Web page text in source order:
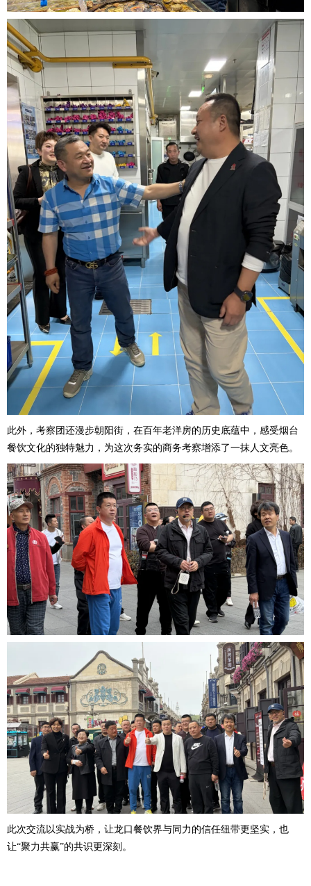
此外，考察团还漫步朝阳街，在百年老洋房的历史底蕴中，感受烟台
餐饮文化的独特魅力，为这次务实的商务考察增添了一抹人文亮色。
此次交流以实战为桥，让龙口餐饮界与同力的信任纽带更坚实，也
让“聚力共赢”的共识更深刻。